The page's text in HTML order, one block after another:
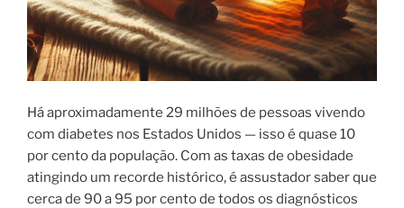
Há aproximadamente 29 milhões de pessoas vivendo
com diabetes nos Estados Unidos — isso é quase 10
por cento da população. Com as taxas de obesidade
atingindo um recorde histórico, é assustador saber que
cerca de 90 a 95 por cento de todos os diagnósticos